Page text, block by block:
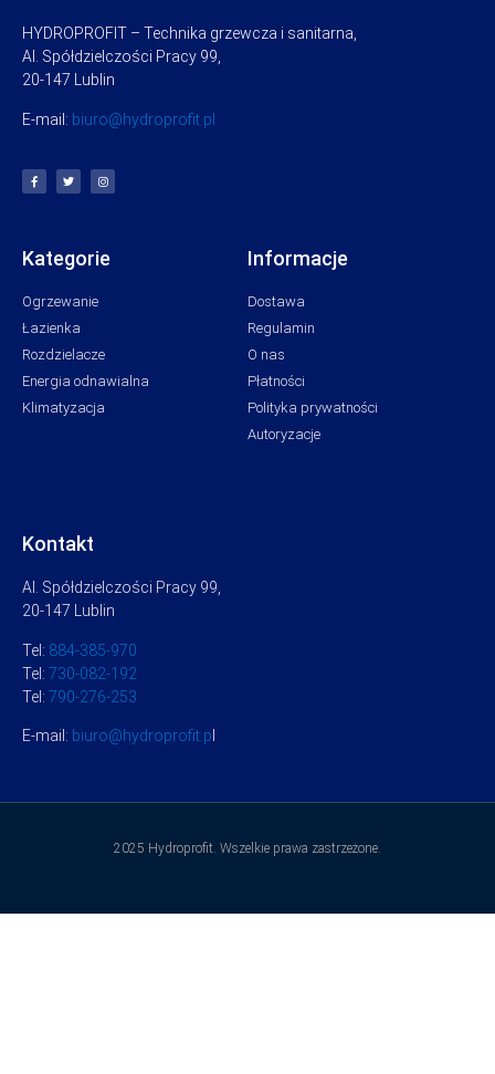
HYDROPROFIT – Technika grzewcza i sanitarna,
Al. Spółdzielczości Pracy 99,
20-147 Lublin
E-mail: biuro@hydroprofit.pl
Kategorie
Ogrzewanie
Łazienka
Rozdzielacze
Energia odnawialna
Klimatyzacja
Informacje
Dostawa
Regulamin
O nas
Płatności
Polityka prywatności
Autoryzacje
Kontakt
Al. Spółdzielczości Pracy 99,
20-147 Lublin
Tel: 884-385-970
Tel: 730-082-192
Tel: 790-276-253
E-mail: biuro@hydroprofit.p
2025 Hydroprofit. Wszelkie prawa zastrzeżone.